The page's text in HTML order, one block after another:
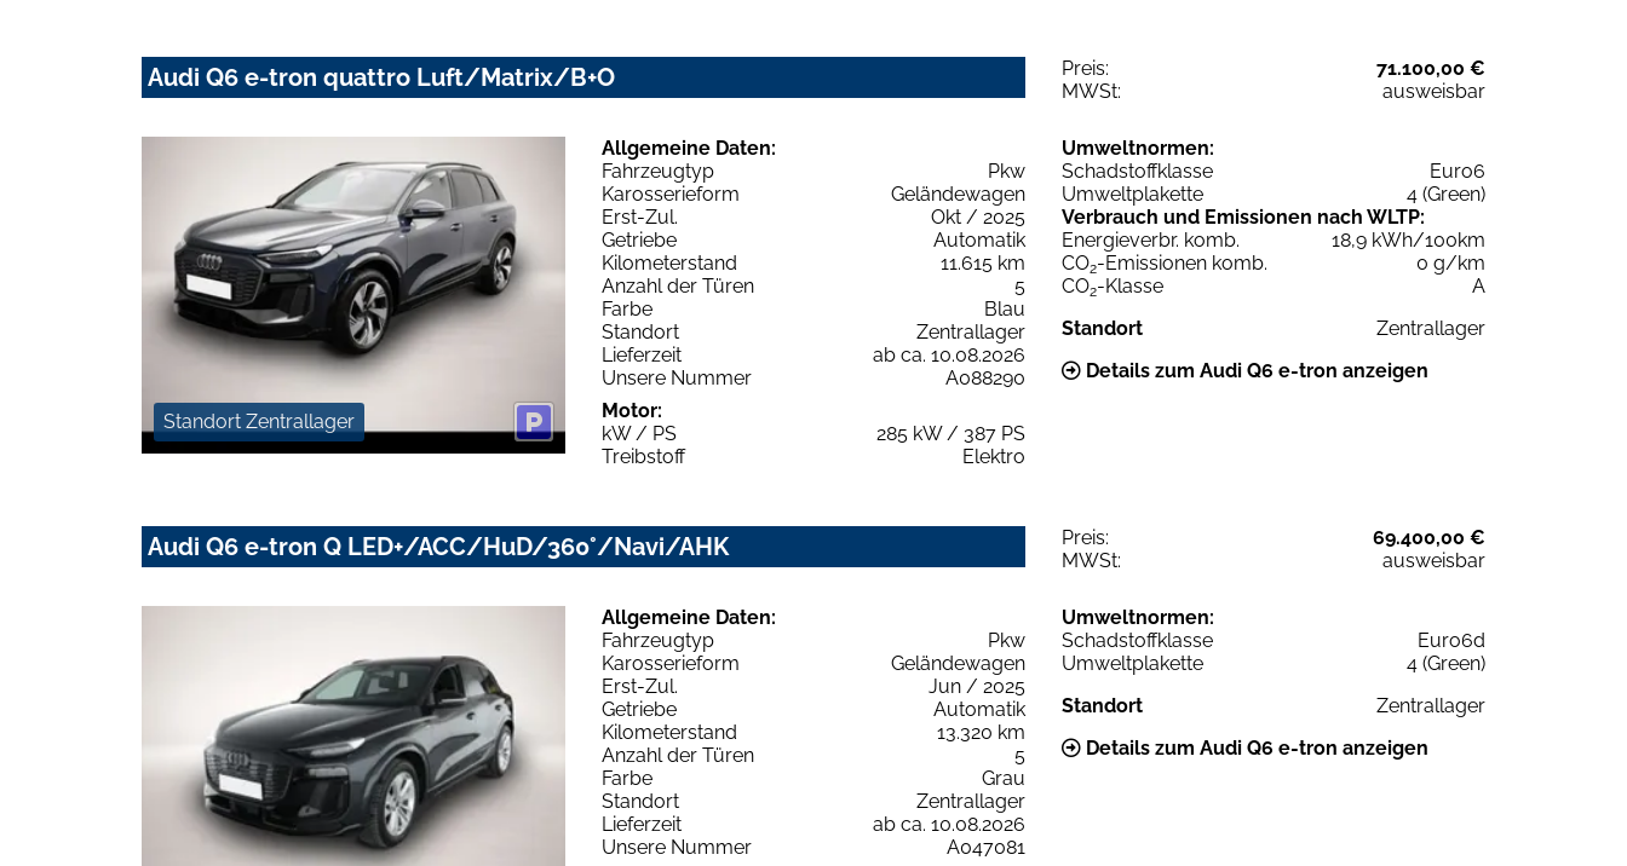
Audi Q6 e-tron quattro Luft/Matrix/B+O Preis:
71.100,00 €
MWSt:
ausweisbar
Standort Zentrallager
Allgemeine Daten:
Fahrzeugtyp
Pkw
Karosserieform
Geländewagen
Erst-Zul.
Okt / 2025
Getriebe
Automatik
Kilometerstand
11.615 km
Anzahl der Türen
5
Farbe
Blau
Standort
Zentrallager
Lieferzeit
ab ca. 10.08.2026
Unsere Nummer
A088290
Motor:
kW / PS
285 kW / 387 PS
Treibstoff
Elektro
Umweltnormen:
Schadstoffklasse
Euro6
Umweltplakette
4 (Green)
Verbrauch und Emissionen nach WLTP:
Energieverbr. komb.
18,9 kWh/100km
CO2-Emissionen komb.
0 g/km
CO2-Klasse
A
Standort
Zentrallager
Details zum Audi Q6 e-tron anzeigen
Audi Q6 e-tron Q LED+/ACC/HuD/360°/Navi/AHK Preis:
69.400,00 €
MWSt:
ausweisbar
Allgemeine Daten:
Fahrzeugtyp
Pkw
Karosserieform
Geländewagen
Erst-Zul.
Jun / 2025
Getriebe
Automatik
Kilometerstand
13.320 km
Anzahl der Türen
5
Farbe
Grau
Standort
Zentrallager
Lieferzeit
ab ca. 10.08.2026
Unsere Nummer
A047081
Umweltnormen:
Schadstoffklasse
Euro6d
Umweltplakette
4 (Green)
Standort
Zentrallager
Details zum Audi Q6 e-tron anzeigen